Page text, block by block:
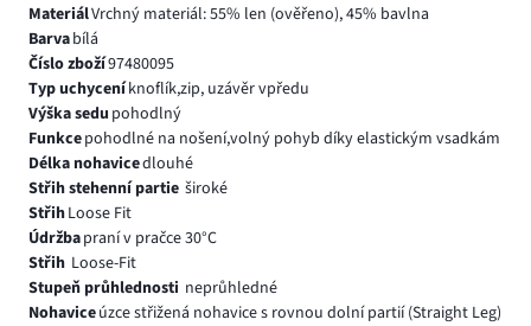
MateriálVrchný materiál: 55% len (ověřeno), 45% bavlna
Barvabílá
Číslo zboží97480095
Typ uchyceníknoflík,zip, uzávěr vpředu
Výška sedu pohodlný
Funkcepohodlné na nošení,volný pohyb díky elastickým vsadkám
Délka nohavicedlouhé
Střih stehenní partie široké
StřihLoose Fit
Údržbapraní v pračce 30°C
Střih Loose-Fit
Stupeň průhlednosti neprůhledné
Nohaviceúzce střižená nohavice s rovnou dolní partií (Straight Leg)